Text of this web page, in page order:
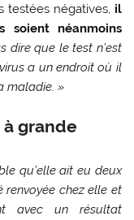
testées négatives, il
soient néanmoins
dire que le test n’est
a un endroit où il
maladie. »
à grande
qu’elle ait eu deux
renvoyée chez elle et
avec un résultat